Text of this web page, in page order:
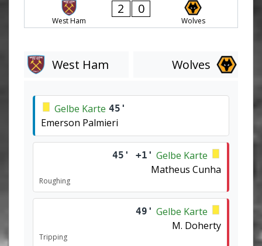
West Ham
2 0
Wolves
West Ham Wolves
Gelbe Karte 45'
Emerson Palmieri
45' +1' Gelbe Karte
Matheus Cunha
Roughing
49' Gelbe Karte
M. Doherty
Tripping